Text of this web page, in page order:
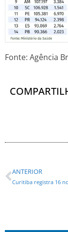
Fonte: Agência
ANTERIOR